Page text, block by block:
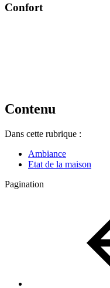
Confort
Contenu
Dans cette rubrique :
Ambiance
Etat de la maison
Pagination